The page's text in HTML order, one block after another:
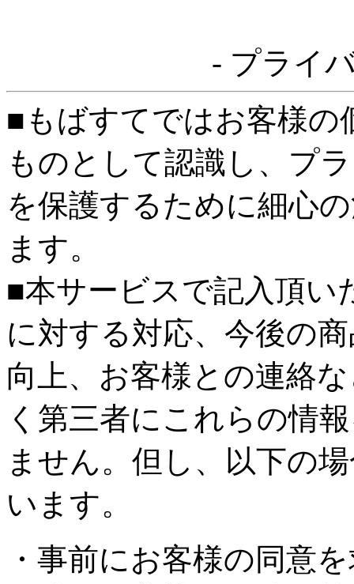
- プライ
■もばすてではお客様の
ものとして認識し、プ
を保護するために細心
ます。
■本サービスで記入頂い
に対する対応、今後の
向上、お客様との連絡
く第三者にこれらの情
ません。但し、以下の
います。
・事前にお客様の同意